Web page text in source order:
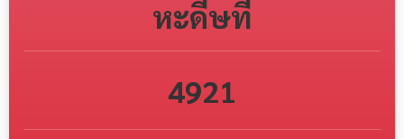
หะดีษที่
4921